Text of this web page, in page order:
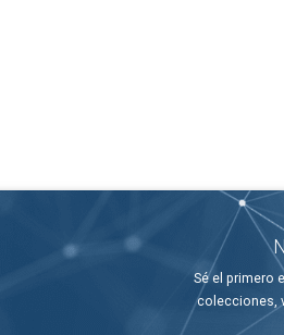
Sé el primero
colecciones,